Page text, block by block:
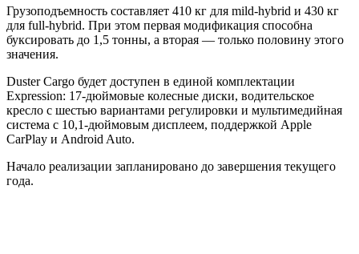
Грузоподъемность составляет 410 кг для mild-hybrid и 430 кг
для full-hybrid. При этом первая модификация способна
буксировать до 1,5 тонны, а вторая — только половину этого
значения.
Duster Cargo будет доступен в единой комплектации
Expression: 17-дюймовые колесные диски, водительское
кресло с шестью вариантами регулировки и мультимедийная
система с 10,1-дюймовым дисплеем, поддержкой Apple
CarPlay и Android Auto.
Начало реализации запланировано до завершения текущего
года.